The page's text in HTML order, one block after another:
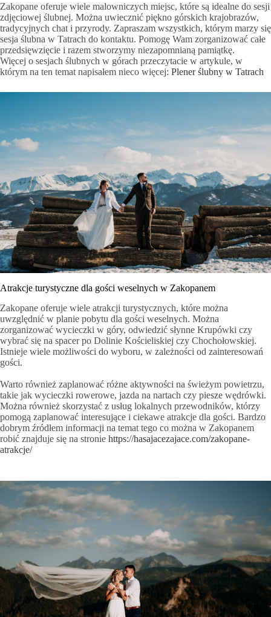
Zakopane oferuje wiele malowniczych miejsc, które są idealne do sesji
zdjęciowej ślubnej. Można uwiecznić piękno górskich krajobrazów,
tradycyjnych chat i przyrody. Zapraszam wszystkich, którym marzy się
sesja ślubna w Tatrach do kontaktu. Pomogę Wam zorganizować całe
przedsięwzięcie i razem stworzymy niezapomnianą pamiątkę.
Więcej o sesjach ślubnych w górach przeczytacie w artykule, w
którym na ten temat napisałem nieco więcej: Plener ślubny w Tatrach
Atrakcje turystyczne dla gości weselnych w Zakopanem
Zakopane oferuje wiele atrakcji turystycznych, które można
uwzględnić w planie pobytu dla gości weselnych. Można
zorganizować wycieczki w góry, odwiedzić słynne Krupówki czy
wybrać się na spacer po Dolinie Kościeliskiej czy Chochołowskiej.
Istnieje wiele możliwości do wyboru, w zależności od zainteresowań
gości.
Warto również zaplanować różne aktywności na świeżym powietrzu,
takie jak wycieczki rowerowe, jazda na nartach czy piesze wędrówki.
Można również skorzystać z usług lokalnych przewodników, którzy
pomogą zaplanować interesujące i ciekawe atrakcje dla gości. Bardzo
dobrym źródłem informacji na temat tego co można w Zakopanem
robić znajduje się na stronie https://hasajacezajace.com/zakopane-
atrakcje/